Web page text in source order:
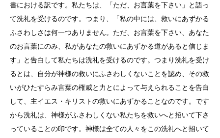
書における訳です。私たちは、「ただ、お言葉を下さい」と語っ
て洗礼を受けるのです。つまり、「私の中には、救いにあずかる
ふさわしさは何一つありません。ただ、お言葉を下さい、あなた
のお言葉にのみ、私があなたの救いにあずかる道があると信じま
す」と告白して私たちは洗礼を受けるのです。つまり洗礼を受け
るとは、自分が神様の救いにふさわしくないことを認め、その救
いがひたすらみ言葉の権威と力とによって与えられることを告白
して、主イエス・キリストの救いにあずかることなのです。です
から洗礼は、神様がふさわしくない私たちを救いへと招いて下さ
っていることの印です。神様は全ての人々をこの洗礼へと招いて